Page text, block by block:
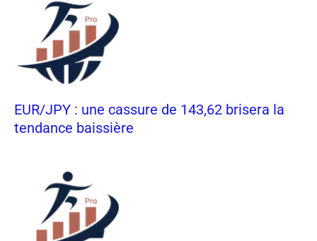
EUR/JPY : une cassure de 143,62 brisera la
tendance baissière